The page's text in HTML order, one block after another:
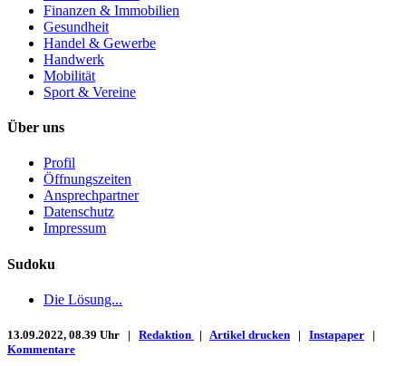
Finanzen & Immobilien
Gesundheit
Handel & Gewerbe
Handwerk
Mobilität
Sport & Vereine
Über uns
Profil
Öffnungszeiten
Ansprechpartner
Datenschutz
Impressum
Sudoku
Die Lösung...
13.09.2022, 08.39 Uhr | Redaktion | Artikel drucken | Instapaper |
Kommentare